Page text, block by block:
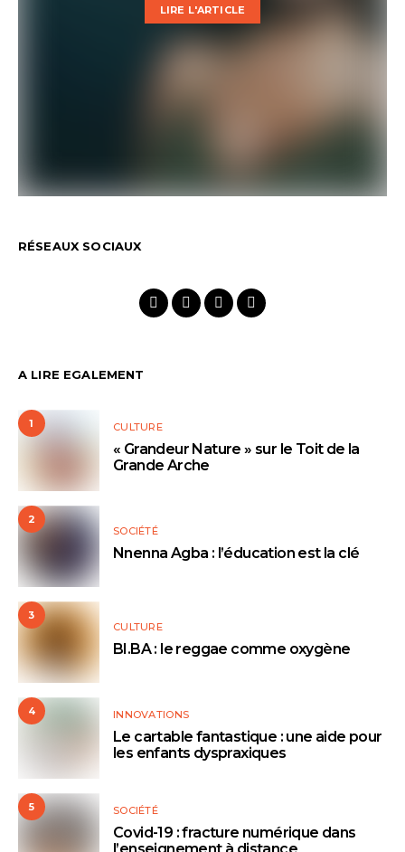
LIRE L'ARTICLE
RÉSEAUX SOCIAUX
A LIRE EGALEMENT
1 CULTURE
« Grandeur Nature » sur le Toit de la
Grande Arche
2
SOCIÉTÉ
Nnenna Agba : l’éducation est la clé
3
CULTURE
BI.BA : le reggae comme oxygène
4 INNOVATIONS
Le cartable fantastique : une aide pour
les enfants dyspraxiques
5 SOCIÉTÉ
Covid-19 : fracture numérique dans